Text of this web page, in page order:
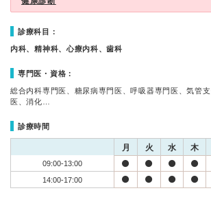
診療科目：
内科、精神科、心療内科、歯科
専門医・資格：
総合内科専門医、糖尿病専門医、呼吸器専門医、気管
医、消化…
診療時間
月 火 水 木
09:00-13:00
14:00-17:00